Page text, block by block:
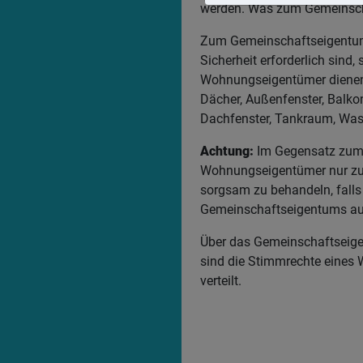
werden. Was zum
Zum
Sicherheit erforderlich sind,
Wohnungseigentümer
Dächer, Außenfenster,
Dachfenster, Tankraum,
Achtung: Im Gegensatz
Wohnungseigentümer nur
sorgsam zu behandeln,
Gemeinschaftseigentums
Über das
sind die Stimmrechte eines
verteilt.